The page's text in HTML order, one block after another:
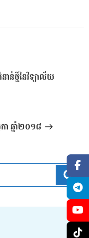
ាន់​ថ្មី​នៃ​វិទ្យាល័យ
ា ឆ្នាំ២០១៨
ស្វែ